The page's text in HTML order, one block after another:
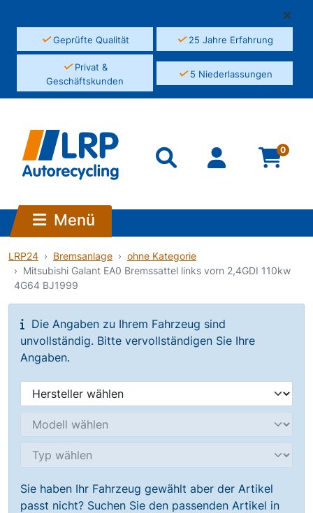
✓Geprüfte Qualität ✓25 Jahre Erfahrung
✓Privat &
Geschäftskunden
✓5 Niederlassungen
0
Menü
LRP24 Bremsanlage
ohne Kategorie
Mitsubishi Galant EA0 Bremssattel links vorn 2,4GDI 110kw
4G64 BJ1999
Die Angaben zu Ihrem Fahrzeug sind
unvollständig. Bitte vervollständigen Sie Ihre
Angaben.
Sie haben Ihr Fahrzeug gewählt aber der Artikel
passt nicht? Suchen Sie den passenden Artikel in